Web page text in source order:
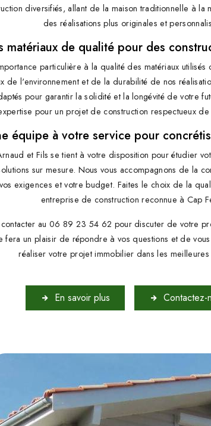
diversifiés, allant de la maison traditionnelle à la
des réalisations plus originales et
matériaux de qualité pour des
particulière à la qualité des matériaux
de l'environnement et de la durabilité de nos
pour garantir la solidité et la longévité de votre
pour un projet de construction respectueux
équipe à votre service pour
et Fils se tient à votre disposition pour étudier
sur mesure. Nous vous accompagnons de la
exigences et votre budget. Faites le choix de la
entreprise de construction reconnue à Cap
au 06 89 23 54 62 pour discuter de votre
fera un plaisir de répondre à vos questions et de
réaliser votre projet immobilier dans les
En savoir plus Contactez-